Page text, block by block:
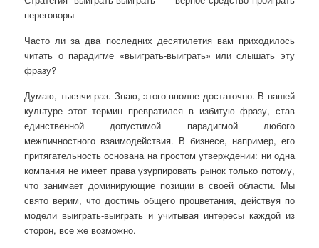
переговоры
Часто ли за два последних десятилетия вам приходилось
читать о парадигме «выиграть-выиграть» или слышать эту
фразу?
Думаю, тысячи раз. Знаю, этого вполне достаточно. В нашей
культуре этот термин превратился в избитую фразу, став
единственной допустимой парадигмой любого
межличностного взаимодействия. В бизнесе, например, его
притягательность основана на простом утверждении: ни одна
компания не имеет права узурпировать рынок только потому,
что занимает доминирующие позиции в своей области. Мы
свято верим, что достичь общего процветания, действуя по
модели выиграть-выиграть и учитывая интересы каждой из
сторон, все же возможно.